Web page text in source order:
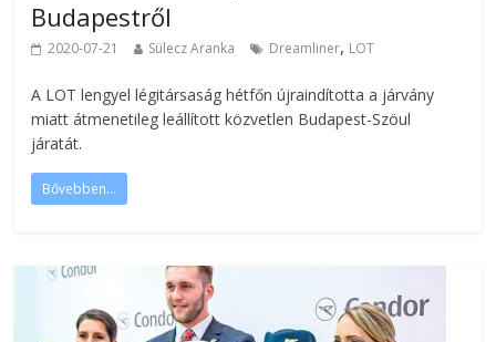
Budapestről
2020-07-21 Sülecz Aranka Dreamliner, LOT
A LOT lengyel légitársaság hétfőn újraindította a járvány
miatt átmenetileg leállított közvetlen Budapest-Szöul
járatát.
Bővebben...